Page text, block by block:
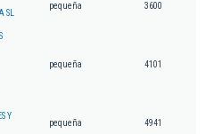
SL
pequeña 3600
pequeña 4101
Y
pequeña 4941